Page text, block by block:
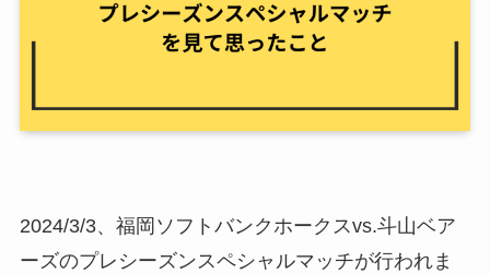
2024/3/3、福岡ソフトバンクホークスvs.斗山ベア
ーズのプレシーズンスペシャルマッチが行われま